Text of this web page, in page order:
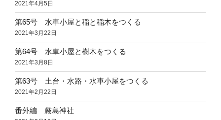
2021年4月5日
第65号 水車小屋と稲と稲木をつくる
2021年3月22日
第64号 水車小屋と樹木をつくる
2021年3月8日
第63号 土台・水路・水車小屋をつくる
2021年2月22日
番外編 厳島神社